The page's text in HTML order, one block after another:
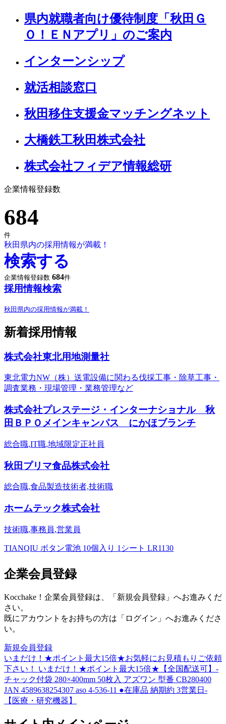
県内就職者向け優待制度「秋田Ｇ
Ｏ！ＥＮアプリ」のご案内
インターンシップ
就活相談窓口
秋田移住支援金マッチングネット
大橋鉄工秋田株式会社
株式会社フィデア情報総研
企業情報登録数
684
件
秋田県内の採用情報が満載！
検索する
企業情報登録数 684件
採用情報検索
秋田県内の採用情報が満載！
新着採用情報
株式会社東北用地測量社
東北電力NW（株）送電設備に関わる伐採工事・除草工事・
調査業務・現場管理・業務管理など
株式会社プレステージ・インターナショナル 秋
田ＢＰＯメインキャンパス にかほブランチ
総合職,IT職,地域限定正社員
秋田プリマ食品株式会社
総合職,食品製造技術者,技術職
ホームテック株式会社
技術職,事務員,営業員
TIANQIU ボタン電池 10個入り 1シート LR1130
企業会員登録
Kocchake！企業会員登録は、「新規会員登録」へお進みくだ
さい。
既にアカウントをお持ちの方は「ログイン」へお進みくださ
い。
新規会員登録
いまだけ！★ポイント最大15倍★お気軽にお見積もりご依頼
下さい！ いまだけ！★ポイント最大15倍★【全国配送可】-
チャック付袋 280×400mm 50枚入 アズワン 型番 CB280400
JAN 4589638254307 aso 4-536-11 ●在庫品 納期約 3営業日-
【医療・研究機器】